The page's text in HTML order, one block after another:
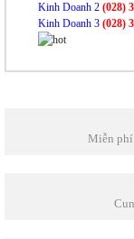
Kinh Doanh 2 (028)
Kinh Doanh 3 (028)
Miễn phí